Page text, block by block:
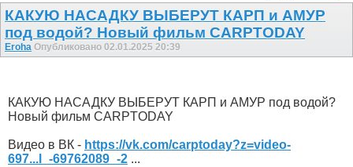
КАКУЮ НАСАДКУ ВЫБЕРУТ КАРП и АМУР
под водой? Новый фильм CARPTODAY
Eroha Опубликовано 02.01.2025 20:39
КАКУЮ НАСАДКУ ВЫБЕРУТ КАРП и АМУР под водой?
Новый фильм CARPTODAY
Видео в ВК - https://vk.com/carptoday?z=video-
697...l_-69762089_-2 ...